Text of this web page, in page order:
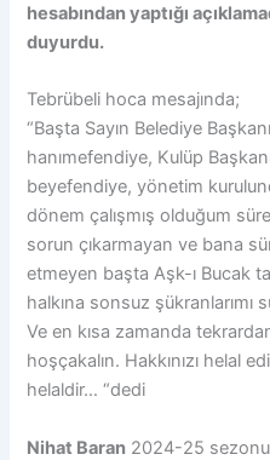
hesabından yaptığı
duyurdu.
Tebrübeli hoca mesajında;
“Başta Sayın Belediye
hanımefendiye, Kulüp
beyefendiye, yönetim
dönem çalışmış olduğum
sorun çıkarmayan ve bana
etmeyen başta Aşk-ı Bucak
halkına sonsuz şükranlarımı
Ve en kısa zamanda
hoşçakalın. Hakkınızı helal
helaldir… “dedi
Nihat Baran 2024-25